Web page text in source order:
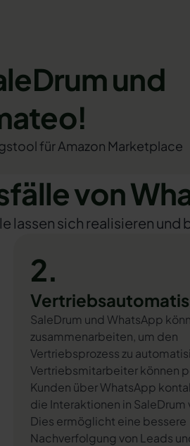
und
für Amazon Marketplace
von
lassen sich realisieren und
2.
SaleDrum und WhatsApp
zusammenarbeiten, um den
Vertriebsprozess zu
Vertriebsmitarbeiter können
Kunden über WhatsApp
die Interaktionen in SaleDrum
Dies ermöglicht eine bessere
Nachverfolgung von Leads